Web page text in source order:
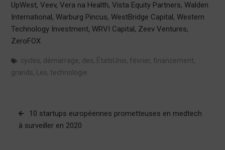
UpWest, Veev, Vera na Health, Vista Equity Partners, Walden
International, Warburg Pincus, WestBridge Capital, Western
Technology Investment, WRVI Capital, Zeev Ventures,
ZeroFOX
cycles, démarrage, des, ÉtatsUnis, février, financement,
grands, Les, technologie
Navigation
de
10 startups européennes prometteuses en medtech
à surveiller en 2020